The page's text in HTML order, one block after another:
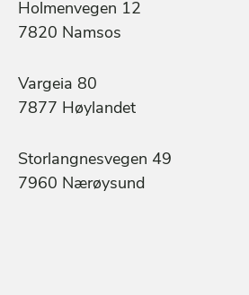
Holmenvegen 12
7820 Namsos
Vargeia 80
7877 Høylandet
Storlangnesvegen 49
7960 Nærøysund